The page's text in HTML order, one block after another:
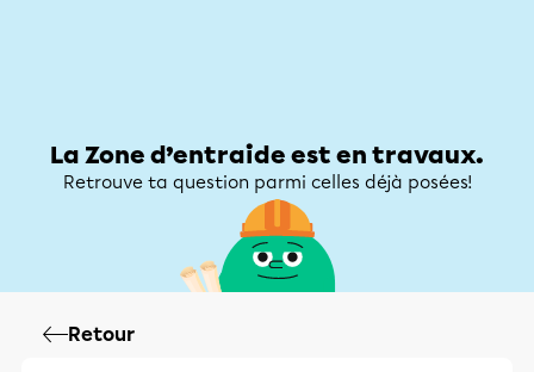
La Zone d’entraide est en travaux.
Retrouve ta question parmi celles déjà posées!
Retour